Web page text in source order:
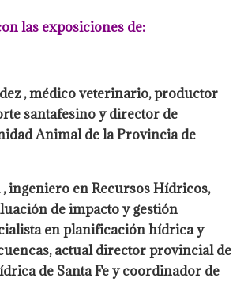
las exposiciones de:
, médico veterinario, productor
santafesino y director de
Animal de la Provincia de
ingeniero en Recursos Hídricos,
de impacto y gestión
en planificación hídrica y
actual director provincial de
de Santa Fe y coordinador de